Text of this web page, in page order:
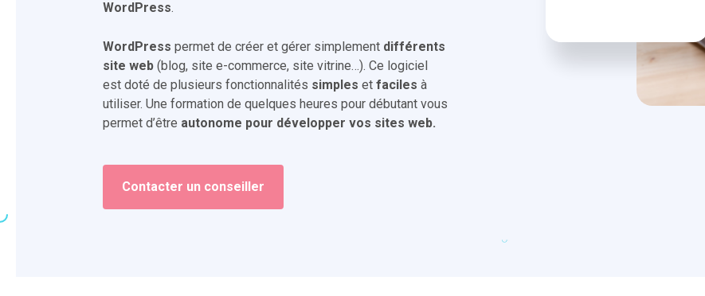
WordPress.
WordPress permet de créer et gérer simplement différents
site web(blog, site e-commerce, site vitrine…). Ce logiciel
est doté de plusieurs fonctionnalités simples et faciles à
utiliser. Une formation de quelques heures pour débutant vous
permet d’être autonome pour développer vos sites web.
Contacter un conseiller